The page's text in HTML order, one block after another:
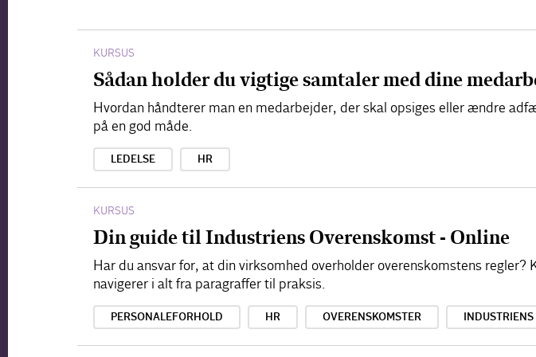
KURSUS
Sådan holder du vigtige samtaler med dine
Hvordan håndterer man en medarbejder, der skal opsiges eller ændre
på en god måde.
LEDELSE HR
KURSUS
Din guide til Industriens Overenskomst - Online
Har du ansvar for, at din virksomhed overholder overenskomstens
navigerer i alt fra paragraffer til praksis.
PERSONALEFORHOLD HR OVERENSKOMSTER